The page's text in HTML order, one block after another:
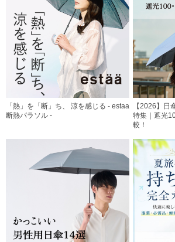
「熱」を「断」ち、 涼を感じる - estaa
断熱パラソル -
【2026】日
特集｜遮光
較！